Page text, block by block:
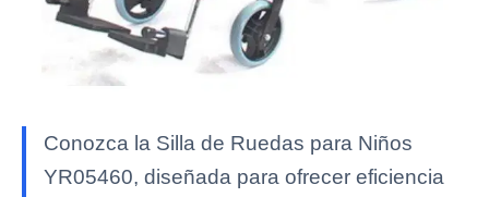
Conozca la Silla de Ruedas para Niños
YR05460, diseñada para ofrecer eficiencia